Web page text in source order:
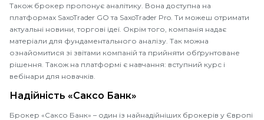
Також брокер пропонує аналітику. Вона доступна на
платформах SaxoTrader GO та SaxoTrader Pro. Ти можеш отримати
актуальні новини, торгові ідеї. Окрім того, компанія надає
матеріали для фундаментального аналізу. Так можна
ознайомитися зі звітами компаній та прийняти обґрунтоване
рішення. Також на платформі є навчання: вступний курс і
вебінари для новачків.
Надійність «Саксо Банк»
Брокер «Саксо Банк» – один із найнадійніших брокерів у Європі